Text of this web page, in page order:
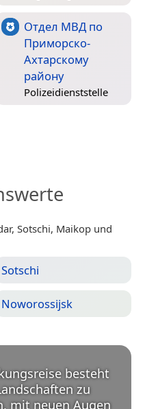
Отдел МВД по
Приморско-
Ахтарскому
району
Polizeidienststelle
Sotschi, Maikop und
Sotschi
Noworossijsk
besteht
zu
mit neuen Augen